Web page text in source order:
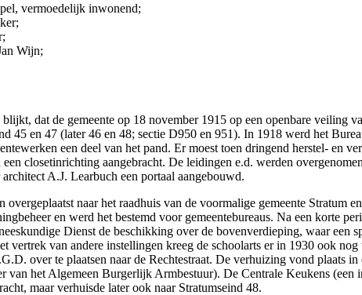
vermoedelijk inwonend;
Wijn;
dat de gemeente op 18 november 1915 op een openbare
45 en 47 (later 46 en 48; sectie D950 en 951). In 1918 werd het
een deel van het pand. Er moest toen dringend herstel- en
closetinrichting aangebracht. De leidingen e.d. werden
A.J. Learbuch een portaal aangebouwd.
overgeplaatst naar het raadhuis van de voormalige gemeente
en werd het bestemd voor gemeentebureaus. Na een korte
Dienst de beschikking over de bovenverdieping, waar
vertrek van andere instellingen kreeg de schoolarts er in 1930 ook
over te plaatsen naar de Rechtestraat. De verhuizing vond plaats
van het Algemeen Burgerlijk Armbestuur). De Centrale Keukens
maar verhuisde later ook naar Stratumseind 48.